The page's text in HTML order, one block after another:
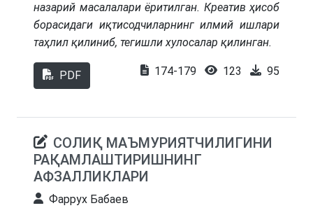
назарий масалалари ёритилган. Креатив ҳисоб
борасидаги иқтисодчиларнинг илмий ишлари
таҳлил қилиниб, тегишли хулосалар қилинган.
PDF 174-179 123 95
СОЛИҚ МАЪМУРИЯТЧИЛИГИНИ
РАҚАМЛАШТИРИШНИНГ
АФЗАЛЛИКЛАРИ
Фаррух Бабаев